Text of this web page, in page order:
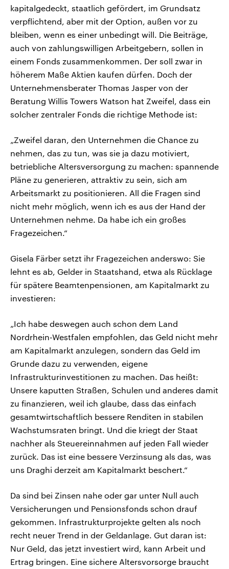
kapitalgedeckt, staatlich gefördert, im Grundsatz
verpflichtend, aber mit der Option, außen vor zu
bleiben, wenn es einer unbedingt will. Die Beiträge,
auch von zahlungswilligen Arbeitgebern, sollen in
einem Fonds zusammenkommen. Der soll zwar in
höherem Maße Aktien kaufen dürfen. Doch der
Unternehmensberater Thomas Jasper von der
Beratung Willis Towers Watson hat Zweifel, dass ein
solcher zentraler Fonds die richtige Methode ist:
„Zweifel daran, den Unternehmen die Chance zu
nehmen, das zu tun, was sie ja dazu motiviert,
betriebliche Altersversorgung zu machen: spannende
Pläne zu generieren, attraktiv zu sein, sich am
Arbeitsmarkt zu positionieren. All die Fragen sind
nicht mehr möglich, wenn ich es aus der Hand der
Unternehmen nehme. Da habe ich ein großes
Fragezeichen.“
Gisela Färber setzt ihr Fragezeichen anderswo: Sie
lehnt es ab, Gelder in Staatshand, etwa als Rücklage
für spätere Beamtenpensionen, am Kapitalmarkt zu
investieren:
„Ich habe deswegen auch schon dem Land
Nordrhein-Westfalen empfohlen, das Geld nicht mehr
am Kapitalmarkt anzulegen, sondern das Geld im
Grunde dazu zu verwenden, eigene
Infrastrukturinvestitionen zu machen. Das heißt:
Unsere kaputten Straßen, Schulen und anderes damit
zu finanzieren, weil ich glaube, dass das einfach
gesamtwirtschaftlich bessere Renditen in stabilen
Wachstumsraten bringt. Und die kriegt der Staat
nachher als Steuereinnahmen auf jeden Fall wieder
zurück. Das ist eine bessere Verzinsung als das, was
uns Draghi derzeit am Kapitalmarkt beschert.“
Da sind bei Zinsen nahe oder gar unter Null auch
Versicherungen und Pensionsfonds schon drauf
gekommen. Infrastrukturprojekte gelten als noch
recht neuer Trend in der Geldanlage. Gut daran ist:
Nur Geld, das jetzt investiert wird, kann Arbeit und
Ertrag bringen. Eine sichere Altersvorsorge braucht